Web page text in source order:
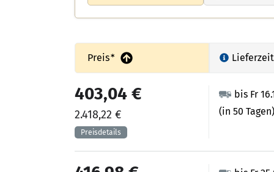
Preis* Lieferzeit
bis Fr
(in 50 Tagen)
403,04 €
2.418,22 €